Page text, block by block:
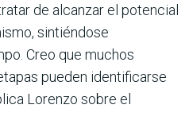
de alcanzar el potencial
sintiéndose
Creo que muchos
pueden identificarse
Lorenzo sobre el